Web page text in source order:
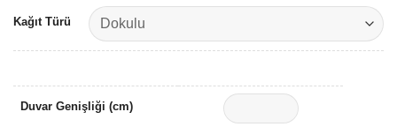
Kağıt Türü
Duvar Genişliği (cm)